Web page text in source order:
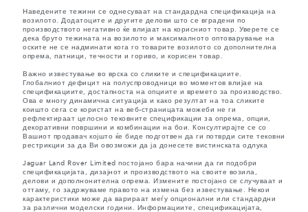
Наведените тежини се однесуваат на стандардна спецификација на
возилото. Додатоците и другите делови што се вградени по
производството негативно ќе влијаат на корисниот товар. Уверете се
дека бруто тежината на возилото и максималното оптоварување на
оските не се надминати кога го товарите возилото со дополнителна
опрема, патници, течности и гориво, и корисен товар.
Важно известување во врска со сликите и спецификациите.
Глобалниот дефицит на полуспроводници во моментов влијае на
спецификациите, достапноста на опциите и времето за производство.
Ова е многу динамична ситуација и како резултат на тоа сликите
коишто сега се користат на веб-страницата можеби не ги
рефлектираат целосно тековните спецификации за опрема, опции,
декоративни површини и комбинации на бои. Консултирајте се со
Вашиот продавач којшто ќе биде подготвен да ги потврди сите тековни
рестрикции за да Ви овозможи да ја донесете вистинската одлука
Jaguar Land Rover Limited постојано бара начини да ги подобри
спецификацијата, дизајнот и производството на своите возила,
делови и дополнонителна опрема. Измените постојано се случуваат и
оттаму, го задржуваме правото на измена без известување. Некои
карактеристики може да варираат меѓу опционални или стандардни
за различни моделски години. Информациите, спецификацијата,